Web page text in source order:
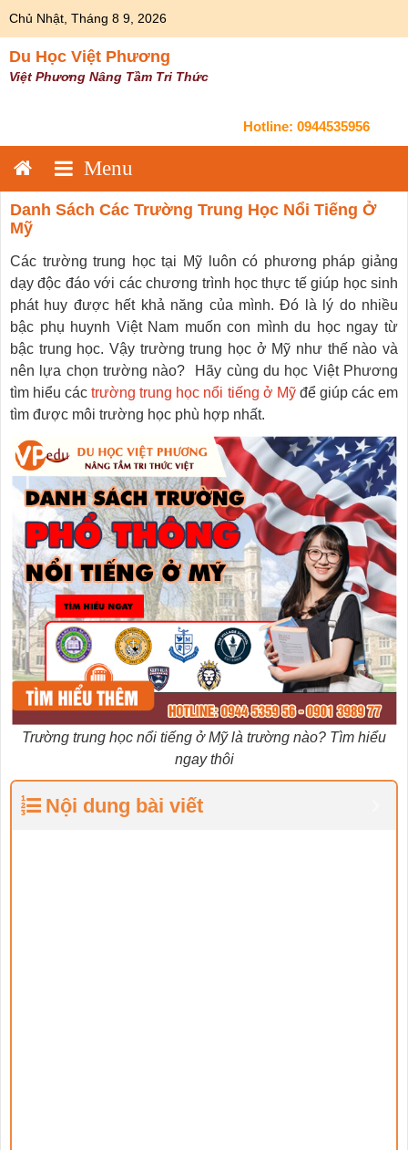
Chủ Nhật, Tháng 8 9, 2026
Du Học Việt Phương
Việt Phương Nâng Tầm Tri Thức
Hotline: 0944535956
Danh Sách Các Trường Trung Học Nổi Tiếng Ở
Mỹ
Các trường trung học tại Mỹ luôn có phương pháp giảng
dạy độc đáo với các chương trình học thực tế giúp học sinh
phát huy được hết khả năng của mình. Đó là lý do nhiều
bậc phụ huynh Việt Nam muốn con mình du học ngay từ
bậc trung học. Vậy trường trung học ở Mỹ như thế nào và
nên lựa chọn trường nào? Hãy cùng du học Việt Phương
tìm hiểu cáctrường trung học nổi tiếng ở Mỹđể giúp các em
tìm được môi trường học phù hợp nhất.
Trường trung học nổi tiếng ở Mỹ là trường nào? Tìm hiểu
ngay thôi
Nội dung bài viết